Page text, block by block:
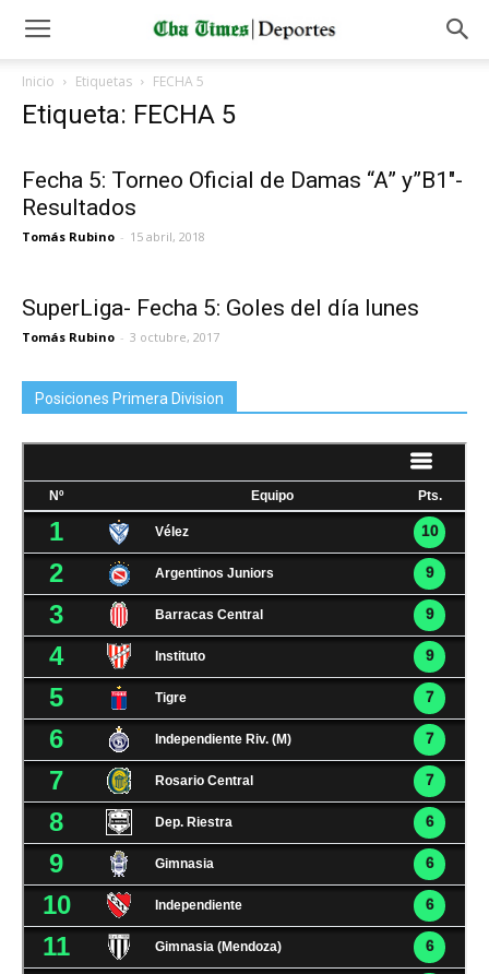
Inicio Etiquetas FECHA 5
Etiqueta: FECHA 5
Fecha 5: Torneo Oficial de Damas “A” y”B1″-
Resultados
Tomás Rubino - 15 abril, 2018
SuperLiga- Fecha 5: Goles del día lunes
Tomás Rubino - 3 octubre, 2017
Posiciones Primera Division